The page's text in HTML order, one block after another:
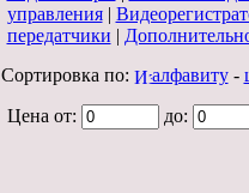
управления|
передатчики |
Сортировка по:
алфавиту-
Цена от:
до: